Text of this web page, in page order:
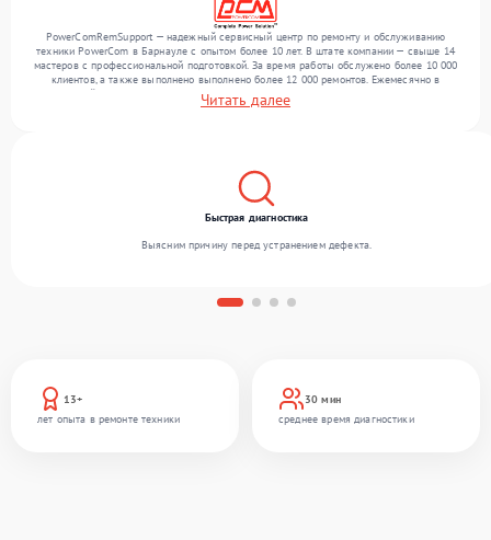
PowerComRemSupport — надежный сервисный центр по ремонту и обслуживанию
техники PowerCom в Барнауле с опытом более 10 лет. В штате компании — свыше 14
мастеров с профессиональной подготовкой. За время работы обслужено более 10 000
клиентов, а также выполнено выполнено более 12 000 ремонтов. Ежемесячно в
сервисный центр поступает свыше 300 единиц техники, включая , , . Мы устраняем
поломки любой сложности и предлагаем стабильный уровень сервиса благодаря
Читать далее
13+
лет опыта в ремонте техники
30 мин
среднее время диагностики
Быстрая диагностика
Выясним причину перед устранением дефекта.